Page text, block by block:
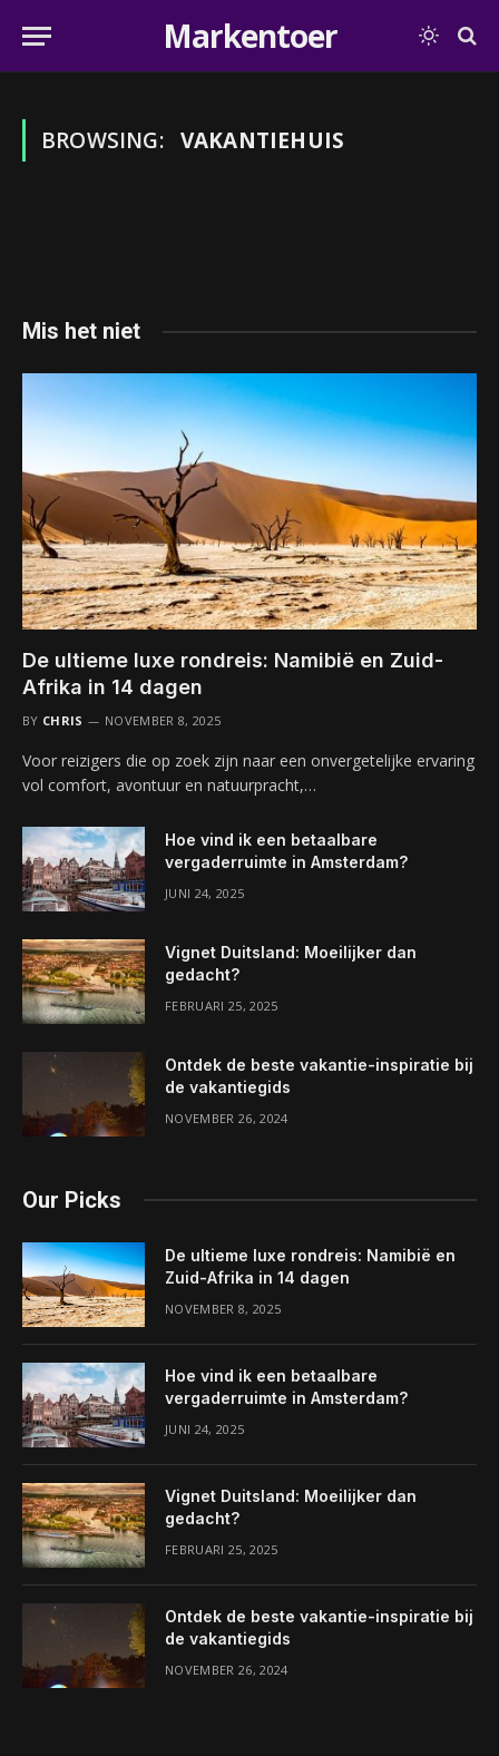
Markentoer
BROWSING: VAKANTIEHUIS
Mis het niet
De ultieme luxe rondreis: Namibië en Zuid-
Afrika in 14 dagen
BY CHRIS NOVEMBER 8, 2025
Voor reizigers die op zoek zijn naar een onvergetelijke ervaring
vol comfort, avontuur en natuurpracht,…
Hoe vind ik een betaalbare
vergaderruimte in Amsterdam?
JUNI 24, 2025
Vignet Duitsland: Moeilijker dan
gedacht?
FEBRUARI 25, 2025
Ontdek de beste vakantie-inspiratie bij
de vakantiegids
NOVEMBER 26, 2024
Our Picks
De ultieme luxe rondreis: Namibië en
Zuid-Afrika in 14 dagen
NOVEMBER 8, 2025
Hoe vind ik een betaalbare
vergaderruimte in Amsterdam?
JUNI 24, 2025
Vignet Duitsland: Moeilijker dan
gedacht?
FEBRUARI 25, 2025
Ontdek de beste vakantie-inspiratie bij
de vakantiegids
NOVEMBER 26, 2024